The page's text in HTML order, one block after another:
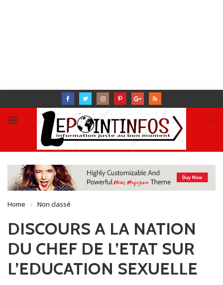
Home Non classé
DISCOURS A LA NATION
DU CHEF DE L’ETAT SUR
L’EDUCATION SEXUELLE